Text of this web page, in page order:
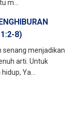
m...
8)
senang menjadikan
arti. Untuk
Ya...